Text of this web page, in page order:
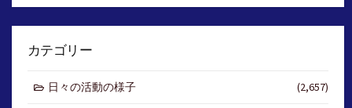
カテゴリー
日々の活動の様子 (2,657)